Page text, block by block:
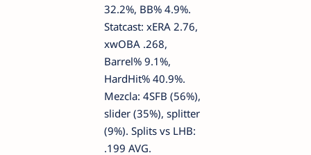
32.2%, BB% 4.9%.
Statcast: xERA 2.76,
xwOBA .268,
Barrel% 9.1%,
HardHit% 40.9%.
Mezcla: 4SFB (56%),
slider (35%), splitter
(9%). Splits vs LHB:
.199 AVG.